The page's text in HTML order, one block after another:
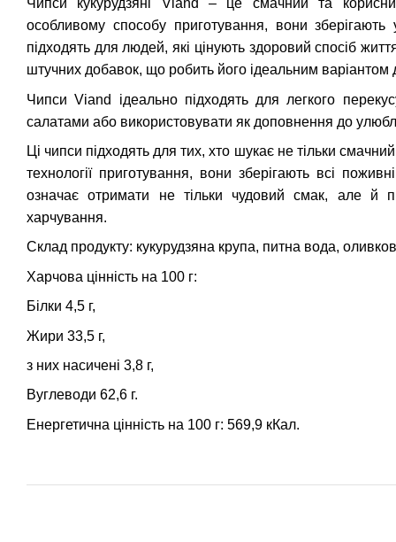
Чипси кукурудзяні Viand – це смачний та
особливому способу приготування, вони зберігають
підходять для людей, які цінують здоровий спосіб
штучних добавок, що робить його ідеальним варіантом
Чипси Viand ідеально підходять для легкого
салатами або використовувати як доповнення до
Ці чипси підходять для тих, хто шукає не тільки
технології приготування, вони зберігають всі
означає отримати не тільки чудовий смак, але й
харчування.
Склад продукту: кукурудзяна крупа, питна вода,
Харчова цінність на 100 г:
Білки 4,5 г,
Жири 33,5 г,
з них насичені 3,8 г,
Вуглеводи 62,6 г.
Енергетична цінність на 100 г: 569,9 кКал.